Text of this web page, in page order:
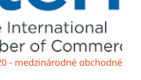
- medzinárodné obchodné